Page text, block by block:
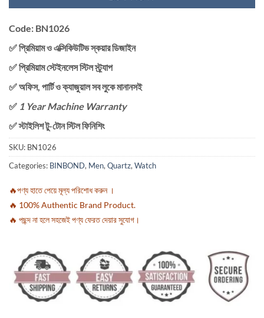
Code: BN1026
✅ প্রিমিয়াম ও এক্সিকিউটিভ স্কয়ার ডিজাইন
✅ প্রিমিয়াম স্টেইনলেস স্টিল স্ট্র্যাপ
✅ অফিস, পার্টি ও ক্যাজুয়াল সব লুকে মানানসই
✅ 1 Year Machine Warranty
✅ স্টাইলিশ টু-টোন স্টিল ফিনিশিং
SKU: BN1026
Categories: BINBOND, Men, Quartz, Watch
🔥পণ্য হাতে পেয়ে মূল্য পরিশোধ করুন ।
🔥 100% Authentic Brand Product.
🔥 পছন্দ না হলে সহজেই পণ্য ফেরত দেয়ার সুযোগ।